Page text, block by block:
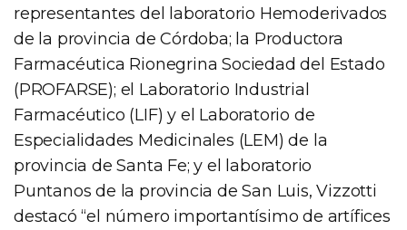
representantes del laboratorio Hemoderivados
de la provincia de Córdoba; la Productora
Farmacéutica Rionegrina Sociedad del Estado
(PROFARSE); el Laboratorio Industrial
Farmacéutico (LIF) y el Laboratorio de
Especialidades Medicinales (LEM) de la
provincia de Santa Fe; y el laboratorio
Puntanos de la provincia de San Luis, Vizzotti
destacó “el número importantísimo de artífices